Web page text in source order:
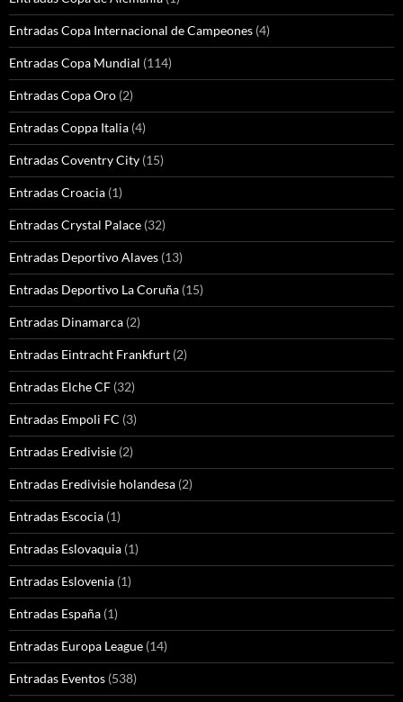
Entradas Copa Internacional de Campeones (4)
Entradas Copa Mundial (114)
Entradas Copa Oro (2)
Entradas Coppa Italia (4)
Entradas Coventry City (15)
Entradas Croacia (1)
Entradas Crystal Palace (32)
Entradas Deportivo Alaves (13)
Entradas Deportivo La Coruña (15)
Entradas Dinamarca (2)
Entradas Eintracht Frankfurt (2)
Entradas Elche CF (32)
Entradas Empoli FC (3)
Entradas Eredivisie (2)
Entradas Eredivisie holandesa (2)
Entradas Escocia (1)
Entradas Eslovaquia (1)
Entradas Eslovenia (1)
Entradas España (1)
Entradas Europa League (14)
Entradas Eventos (538)